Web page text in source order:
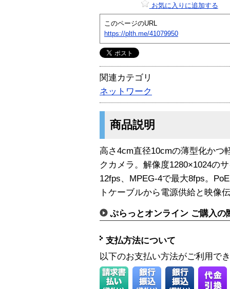
お気に入りに追加する
このページのURL
https://plth.me/41079950
関連カテゴリ
ネットワーク
商品説明
高さ4cm直径10cmの薄型化かつ
クカメラ。解像度1280×1024の
12fps、MPEG-4で最大8fps。
トケーブルから電源供給と映像
ぷらっとオンライン ご購入の
支払方法について
以下のお支払い方法がご利用で